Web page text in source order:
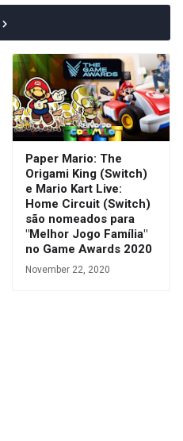
Paper Mario: The
Origami King (Switch)
e Mario Kart Live:
Home Circuit (Switch)
são nomeados para
"Melhor Jogo Família"
no Game Awards 2020
November 22, 2020